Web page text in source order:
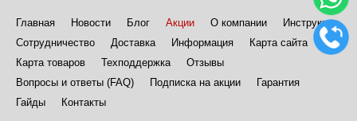
Главная Новости Блог Акции О компании
Инструкции
Сотрудничество
Доставка Информация
Карта сайта
Карта товаров
Техподдержка
Отзывы
Вопросы и ответы (FAQ)
Подписка на акции
Гарантия
Гайды
Контакты